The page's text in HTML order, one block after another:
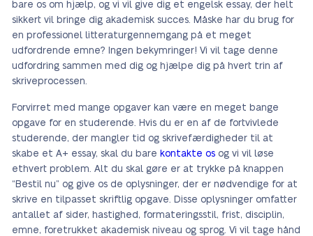
bare os om hjælp, og vi vil give dig et engelsk essay, der helt
sikkert vil bringe dig akademisk succes. Måske har du brug for
en professionel litteraturgennemgang på et meget
udfordrende emne? Ingen bekymringer! Vi vil tage denne
udfordring sammen med dig og hjælpe dig på hvert trin af
skriveprocessen.
Forvirret med mange opgaver kan være en meget bange
opgave for en studerende. Hvis du er en af de fortvivlede
studerende, der mangler tid og skrivefærdigheder til at
skabe et A+ essay, skal du bare kontakte os og vi vil løse
ethvert problem. Alt du skal gøre er at trykke på knappen
“Bestil nu” og give os de oplysninger, der er nødvendige for at
skrive en tilpasset skriftlig opgave. Disse oplysninger omfatter
antallet af sider, hastighed, formateringsstil, frist, disciplin,
emne, foretrukket akademisk niveau og sprog. Vi vil tage hånd